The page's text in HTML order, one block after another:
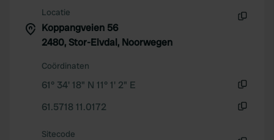
Locatie
Koppangveien 56
2480, Stor-Elvdal, Noorwegen
Coördinaten
61° 34' 18" N 11° 1' 2" E
61.5718 11.0172
Sitecode